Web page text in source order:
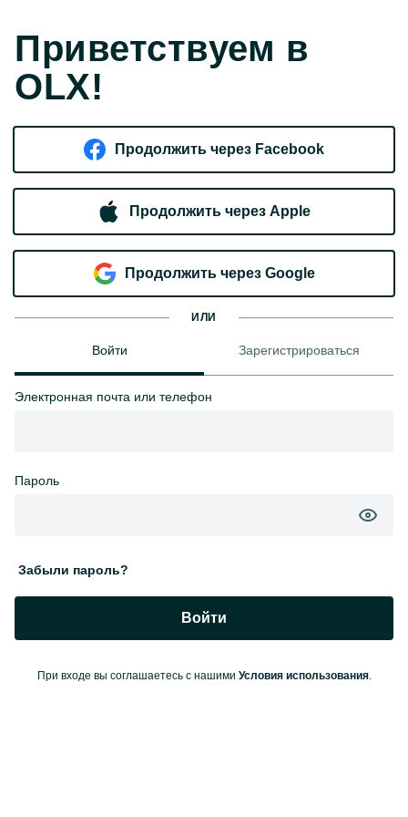
Приветствуем в
OLX!
Продолжить через Facebook
Продолжить через Apple
Продолжить через Google
ИЛИ
Войти Зарегистрироваться
Электронная почта или телефон
Пароль
Забыли пароль?
Войти
При входе вы соглашаетесь с нашими Условия использования.